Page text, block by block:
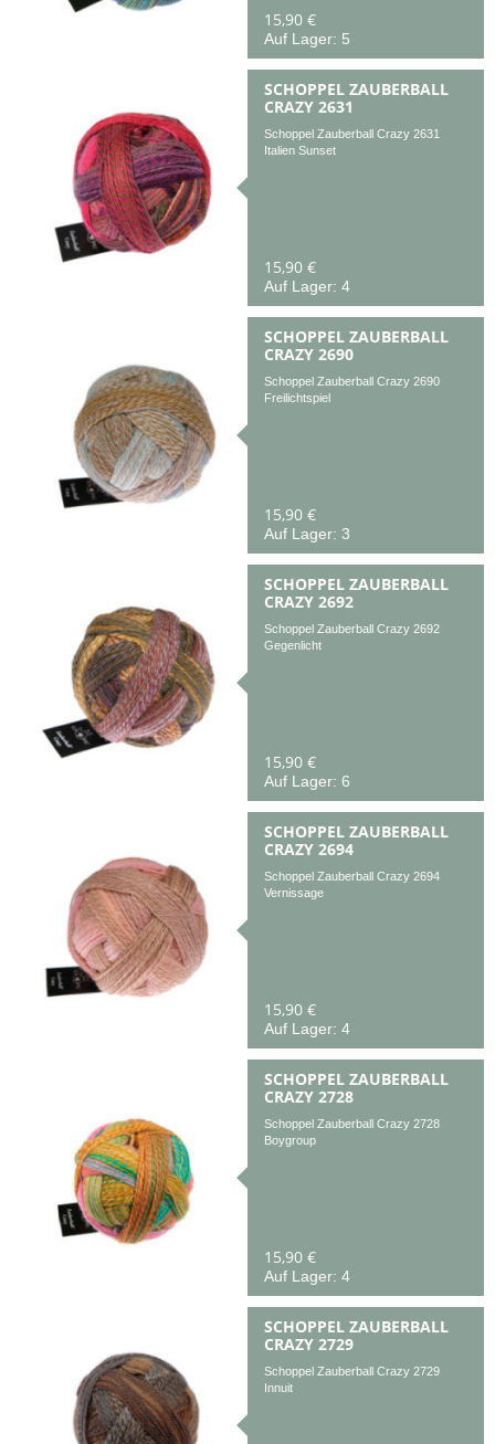
15,90 €
Auf Lager: 5
SCHOPPEL ZAUBERBALL
CRAZY 2631
Schoppel Zauberball Crazy 2631
Italien Sunset
15,90 €
Auf Lager: 4
SCHOPPEL ZAUBERBALL
CRAZY 2690
Schoppel Zauberball Crazy 2690
Freilichtspiel
15,90 €
Auf Lager: 3
SCHOPPEL ZAUBERBALL
CRAZY 2692
Schoppel Zauberball Crazy 2692
Gegenlicht
15,90 €
Auf Lager: 6
SCHOPPEL ZAUBERBALL
CRAZY 2694
Schoppel Zauberball Crazy 2694
Vernissage
15,90 €
Auf Lager: 4
SCHOPPEL ZAUBERBALL
CRAZY 2728
Schoppel Zauberball Crazy 2728
Boygroup
15,90 €
Auf Lager: 4
SCHOPPEL ZAUBERBALL
CRAZY 2729
Schoppel Zauberball Crazy 2729
Innuit